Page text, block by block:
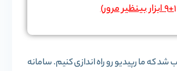
۱+۹ ابزار بینظیر مرور)
9 ابزار سبب شد که ما رپیدیو رو راه اندازی کنیم. سامانه